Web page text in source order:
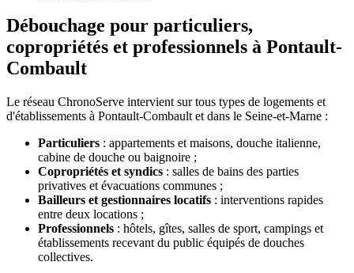
Débouchage pour particuliers,
copropriétés et professionnels à Pontault-
Combault
Le réseau ChronoServe intervient sur tous types de logements et
d'établissements à Pontault-Combault et dans le Seine-et-Marne :
Particuliers : appartements et maisons, douche italienne,
cabine de douche ou baignoire ;
Copropriétés et syndics : salles de bains des parties
privatives et évacuations communes ;
Bailleurs et gestionnaires locatifs : interventions rapides
entre deux locations ;
Professionnels : hôtels, gîtes, salles de sport, campings et
établissements recevant du public équipés de douches
collectives.